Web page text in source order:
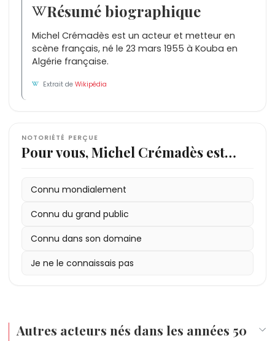
Résumé biographique
Michel Crémadès est un acteur et metteur en
scène français, né le 23 mars 1955 à Kouba en
Algérie française.
Extrait deWikipédia
NOTORIÉTÉ PERÇUE
Pour vous, Michel Crémadès est…
Connu mondialement
Connu du grand public
Connu dans son domaine
Je ne le connaissais pas
Autres acteurs nés dans les années 50